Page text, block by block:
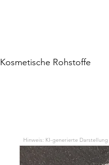
Kosmetische Rohstoffe
Hinweis: KI-generierte Darstellung